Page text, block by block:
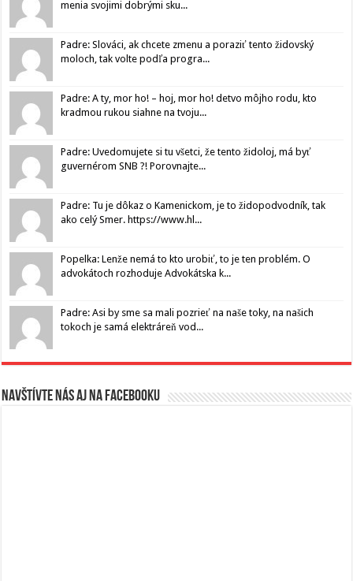
menia svojimi dobrými sku...
Padre: Slováci, ak chcete zmenu a poraziť tento židovský
moloch, tak volte podľa progra...
Padre: A ty, mor ho! – hoj, mor ho! detvo môjho rodu, kto
kradmou rukou siahne na tvoju...
Padre: Uvedomujete si tu všetci, že tento židoloj, má byť
guvernérom SNB ?! Porovnajte...
Padre: Tu je dôkaz o Kamenickom, je to židopodvodník, tak
ako celý Smer. https://www.hl...
Popelka: Lenže nemá to kto urobiť, to je ten problém. O
advokátoch rozhoduje Advokátska k...
Padre: Asi by sme sa mali pozrieť na naše toky, na našich
tokoch je samá elektráreň vod...
Navštívte nás aj na Facebooku